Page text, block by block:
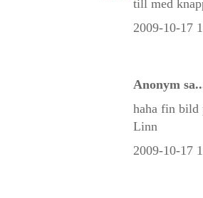
till med
2009-10-17
Anonym
haha fin bild
Linn
2009-10-17